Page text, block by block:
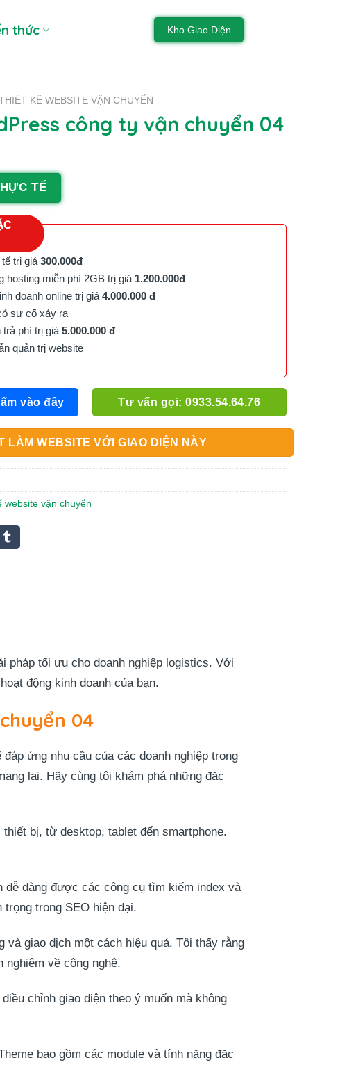
thức Kho Giao Diện
KẾ WEBSITE VẬN CHUYỂN
công ty vận chuyển 04
TẾ
trị giá 300.000đ
hosting miễn phí 2GB trị giá 1.200.000đ
doanh online trị giá 4.000.000 đ
sự cố xảy ra
trả phí trị giá 5.000.000 đ
quản trị website
vào đây Tư vấn gọi: 0933.54.64.76
LÀM WEBSITE VỚI GIAO DIỆN NÀY
website vận chuyển
pháp tối ưu cho doanh nghiệp logistics. Với
động kinh doanh của bạn.
04
ứng nhu cầu của các doanh nghiệp trong
lại. Hãy cùng tôi khám phá những đặc
bị, từ desktop, tablet đến smartphone.
dễ dàng được các công cụ tìm kiếm index và
trong SEO hiện đại.
và giao dịch một cách hiệu quả. Tôi thấy rằng
về công nghệ.
chỉnh giao diện theo ý muốn mà không
bao gồm các module và tính năng đặc